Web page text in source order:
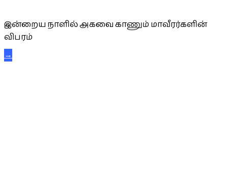
இன்றைய நாளில் அகவை காணும் மாவீரர்களின்
விபரம்
→